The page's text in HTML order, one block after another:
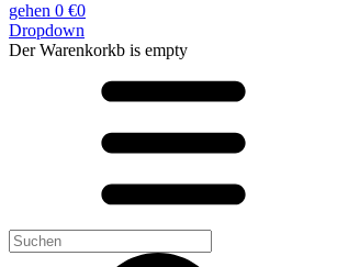
gehen 0 €0
Dropdown
Der Warenkorkb is empty